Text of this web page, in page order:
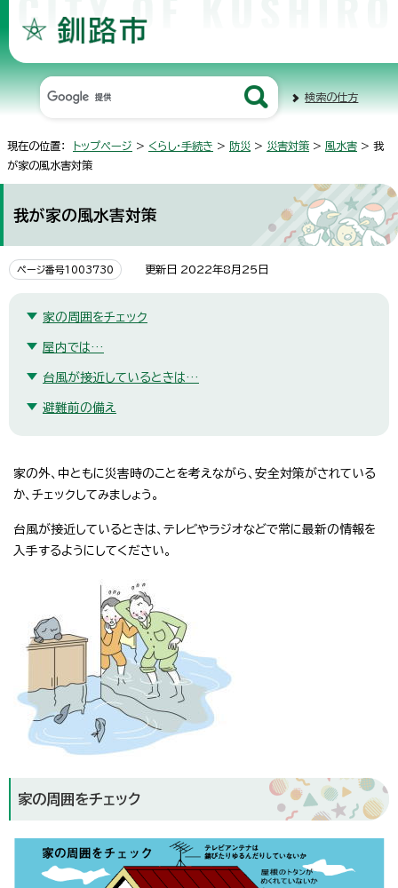
検索の仕方
現在の位置： トップページ > くらし・手続き > 防災 > 災害対策 > 風水害 > 我
が家の風水害対策
我が家の風水害対策
ページ番号1003730 更新日 2022年8月25日
家の周囲をチェック
屋内では…
台風が接近しているときは…
避難前の備え
家の外、中ともに災害時のことを考えながら、安全対策がされている
か、チェックしてみましょう。
台風が接近しているときは、テレビやラジオなどで常に最新の情報を
入手するようにしてください。
家の周囲をチェック